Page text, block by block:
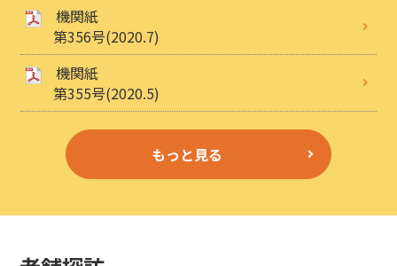
機関紙
第356号(2020.7)
機関紙
第355号(2020.5)
もっと見る